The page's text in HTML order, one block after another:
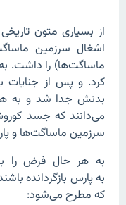
از بسیاری متون
اشغال سرزمین
ماساگت‌ها) را داشت.
کرد. و پس از جنایات
بدنش جدا شد و به
می‌دانند که جسد
سرزمین ماساگت‌ها و
به هر حال فرض را
به پارس بازگردانده
که مطرح می‌شود: